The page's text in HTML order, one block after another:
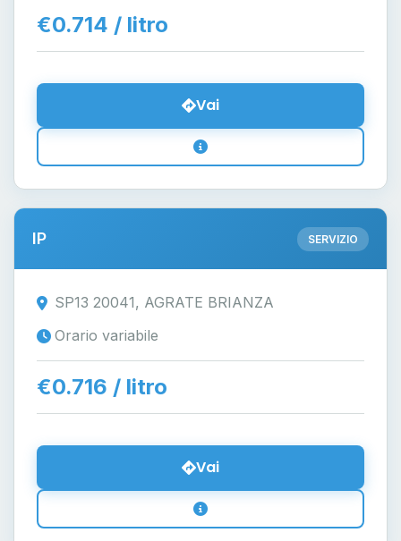
€0.714 / litro
Vai
IP SERVIZIO
SP13 20041, AGRATE BRIANZA
Orario variabile
€0.716 / litro
Vai